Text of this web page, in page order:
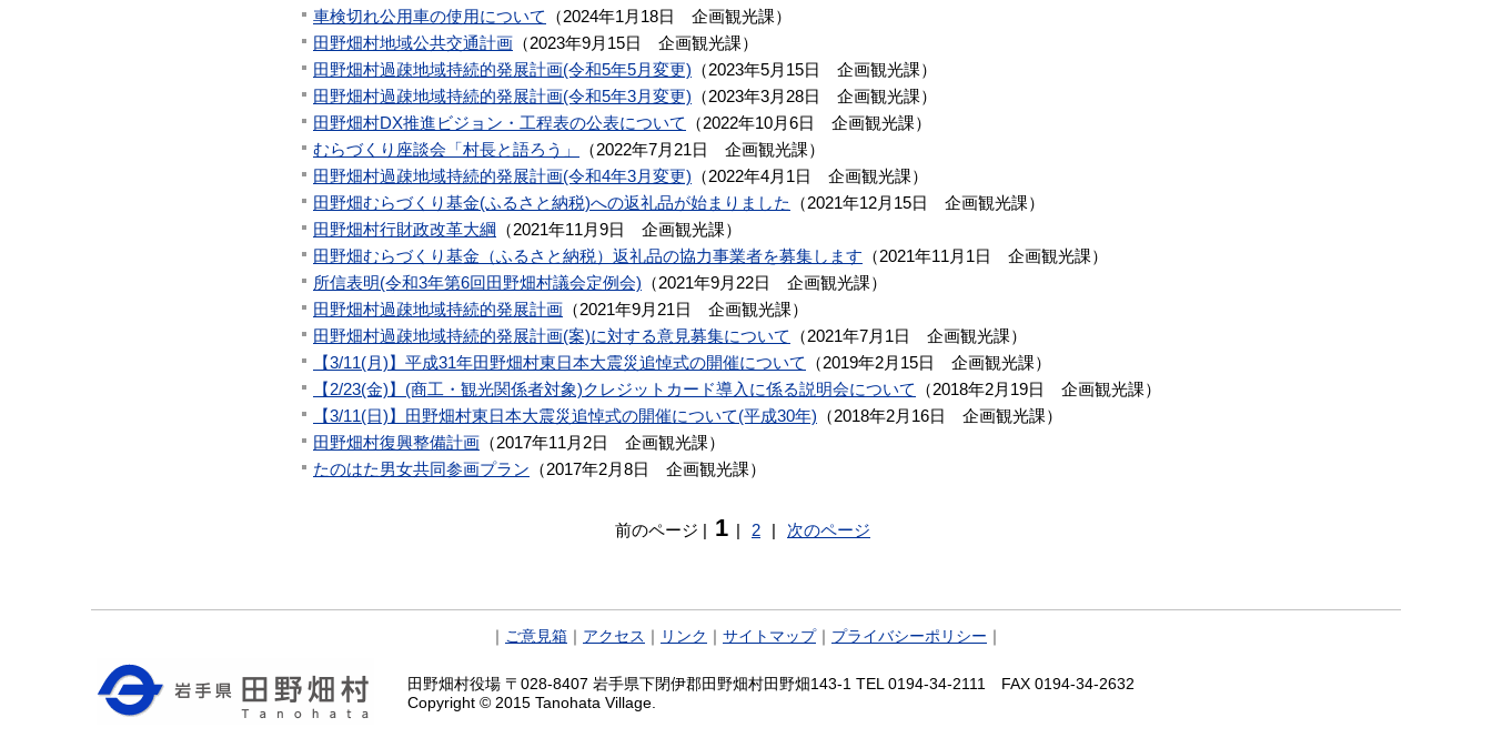
車検切れ公用車の使用について
（2024年1月18日 企画観光課）
田野畑村地域公共交通計画 （2023年9月15日 企画観光課）
田野畑村過疎地域持続的発展計画(令和5年5月変更) （2023年5月15日 企画観光課）
田野畑村過疎地域持続的発展計画(令和5年3月変更) （2023年3月28日 企画観光課）
田野畑村DX推進ビジョン・工程表の公表について
（2022年10月6日 企画観光課）
むらづくり座談会「村長と語ろう」
（2022年7月21日 企画観光課）
田野畑村過疎地域持続的発展計画(令和4年3月変更) （2022年4月1日 企画観光課）
田野畑むらづくり基金(ふるさと納税)への返礼品が始まりました
（2021年12月15日 企画観光課）
田野畑村行財政改革大綱
（2021年11月9日 企画観光課）
田野畑むらづくり基金（ふるさと納税）返礼品の協力事業者を募集します （2021年11月1日 企画観光課）
所信表明(令和3年第6回田野畑村議会定例会) （2021年9月22日 企画観光課）
田野畑村過疎地域持続的発展計画 （2021年9月21日 企画観光課）
田野畑村過疎地域持続的発展計画(案)に対する意見募集について
（2021年7月1日 企画観光課）
【3/11(月)】平成31年田野畑村東日本大震災追悼式の開催について
（2019年2月15日 企画観光課）
【2/23(金)】(商工・観光関係者対象)クレジットカード導入に係る説明会について
（2018年2月19日 企画観光課）
【3/11(日)】田野畑村東日本大震災追悼式の開催について(平成30年) （2018年2月16日 企画観光課）
田野畑村復興整備計画 （2017年11月2日 企画観光課）
たのはた男女共同参画プラン （2017年2月8日 企画観光課）
前のページ 1 2 次のページ
ご意見箱 アクセス リンク サイトマップ｜ プライバシーポリシー
田野畑村役場 〒028-8407 岩手県下閉伊郡田野畑村田野畑143-1 TEL 0194-34-2111 FAX 0194-34-2632
Copyright © 2015 Tanohata Village.